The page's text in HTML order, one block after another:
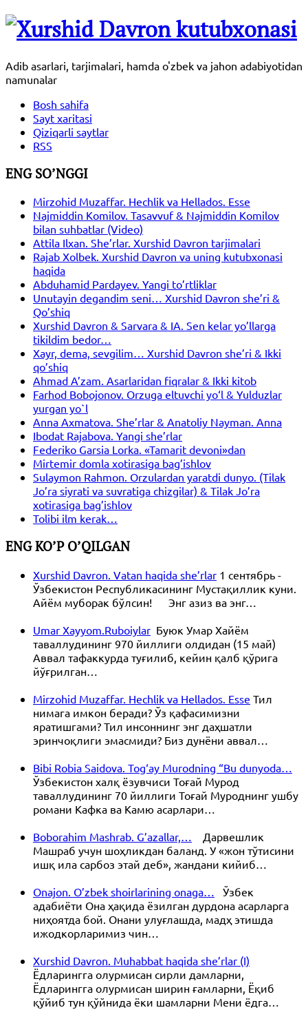
Adib asarlari, tarjimalari, hamda o'zbek va jahon adabiyotidan
namunalar
Bosh sahifa
Sayt xaritasi
Qiziqarli saytlar
RSS
ENG SO’NGGI
Mirzohid Muzaffar. Hechlik va Hellados. Esse
Najmiddin Komilov. Tasavvuf & Najmiddin Komilov
bilan suhbatlar (Video)
Attila Ilxan. She’rlar. Xurshid Davron tarjimalari
Rajab Xolbek. Xurshid Davron va uning kutubxonasi
haqida
Abduhamid Pardayev. Yangi to’rtliklar
Unutayin degandim seni… Xurshid Davron she’ri &
Qo’shiq
Xurshid Davron & Sarvara & IA. Sen kelar yo’llarga
tikildim bedor…
Xayr, dema, sevgilim… Xurshid Davron she’ri & Ikki
qo’shiq
Ahmad A’zam. Asarlaridan fiqralar & Ikki kitob
Farhod Bobojonov. Orzuga eltuvchi yo‘l & Yulduzlar
yurgan yo`l
Anna Axmatova. She’rlar & Anatoliy Nayman. Anna
Ibodat Rajabova. Yangi she’rlar
Federiko Garsia Lorka. «Tamarit devoni»dan
Mirtemir domla xotirasiga bag’ishlov
Sulaymon Rahmon. Orzulardan yaratdi dunyo. (Tilak
Jo’ra siyrati va suvratiga chizgilar) & Tilak Jo’ra
xotirasiga bag’ishlov
Tolibi ilm kerak…
ENG KO’P O’QILGAN
Xurshid Davron. Vatan haqida she’rlar 1 сентябрь -
Ўзбекистон Республикасининг Мустақиллик куни.
Айём муборак бўлсин! Энг азиз ва энг…
Umar Xayyom.Ruboiylar Буюк Умар Хайём
таваллудининг 970 йиллиги олдидан (15 май)
Аввал тафаккурда туғилиб, кейин қалб қўрига
йўғрилган…
Mirzohid Muzaffar. Hechlik va Hellados. Esse Тил
нимага имкон беради? Ўз қафасимизни
яратишгами? Тил инсоннинг энг даҳшатли
эринчоқлиги эмасмиди? Биз дунёни аввал…
Bibi Robia Saidova. Tog‘ay Murodning “Bu dunyoda…
Ўзбекистон халқ ёзувчиси Тоғай Мурод
таваллудининг 70 йиллиги Тоғай Муроднинг ушбу
романи Кафка ва Камю асарлари…
Boborahim Mashrab. G’azallar,…
Дарвешлик
Машраб учун шоҳликдан баланд. У «жон тўтисини
ишқ ила сарбоз этай деб», жандани кийиб…
Onajon. O’zbek shoirlarining onaga…
Ўзбек
адабиёти Она ҳақида ёзилган дурдона асарларга
ниҳоятда бой. Онани улуғлашда, мадҳ этишда
ижодкорларимиз чин…
Xurshid Davron. Muhabbat haqida she’rlar (I)
Ёдларингга олурмисан сирли дамларни,
Ёдларингга олурмисан ширин ғамларни, Ёқиб
қўйиб тун қўйнида ёки шамларни Мени ёдга…